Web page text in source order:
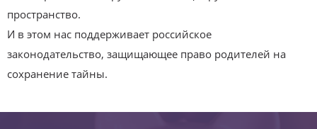
пространство.
И в этом нас поддерживает российское
законодательство, защищающее право родителей на
сохранение тайны.